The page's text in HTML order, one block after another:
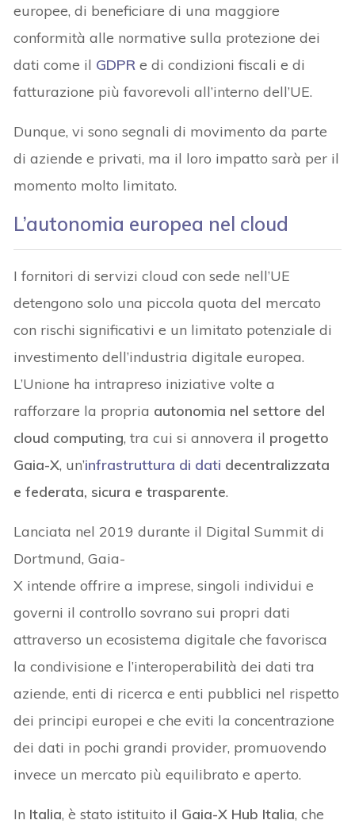
europee, di beneficiare di una maggiore
conformità alle normative sulla protezione dei
dati come il GDPR e di condizioni fiscali e di
fatturazione più favorevoli all’interno dell’UE.
Dunque, vi sono segnali di movimento da parte
di aziende e privati, ma il loro impatto sarà per il
momento molto limitato.
L’autonomia europea nel cloud
I fornitori di servizi cloud con sede nell’UE
detengono solo una piccola quota del mercato
con rischi significativi e un limitato potenziale di
investimento dell’industria digitale europea.
L’Unione ha intrapreso iniziative volte a
rafforzare la propria autonomia nel settore del
cloud computing, tra cui si annovera il progetto
Gaia-X, un’infrastruttura di dati decentralizzata
e federata, sicura e trasparente.
Lanciata nel 2019 durante il Digital Summit di
Dortmund, Gaia-
X intende offrire a imprese, singoli individui e
governi il controllo sovrano sui propri dati
attraverso un ecosistema digitale che favorisca
la condivisione e l’interoperabilità dei dati tra
aziende, enti di ricerca e enti pubblici nel rispetto
dei principi europei e che eviti la concentrazione
dei dati in pochi grandi provider, promuovendo
invece un mercato più equilibrato e aperto.
In Italia, è stato istituito il Gaia-X Hub Italia, che